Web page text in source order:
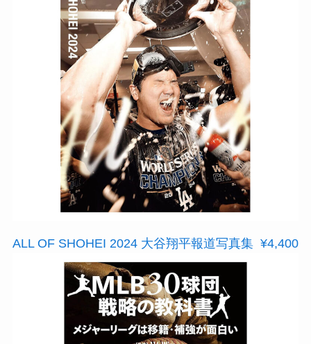
ALL OF SHOHEI 2024 大谷翔平報道写真集 ¥4,400